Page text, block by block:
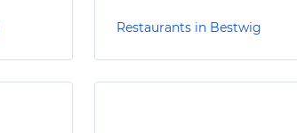
Restaurants in Bestwig